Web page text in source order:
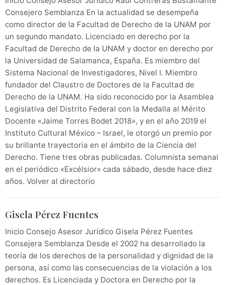
Consejero Semblanza En la actualidad se desempeña
como director de la Facultad de Derecho de la UNAM por
un segundo mandato. Licenciado en derecho por la
Facultad de Derecho de la UNAM y doctor en derecho por
la Universidad de Salamanca, España. Es miembro del
Sistema Nacional de Investigadores, Nivel I. Miembro
fundador del Claustro de Doctores de la Facultad de
Derecho de la UNAM. Ha sido reconocido por la Asamblea
Legislativa del Distrito Federal con la Medalla al Mérito
Docente «Jaime Torres Bodet 2018», y en el año 2019 el
Instituto Cultural México – Israel, le otorgó un premio por
su brillante trayectoria en el ámbito de la Ciencia del
Derecho. Tiene tres obras publicadas. Columnista semanal
en el periódico «Excélsior» cada sábado, desde hace diez
años. Volver al directorio
Gisela Pérez Fuentes
Inicio Consejo Asesor Jurídico Gisela Pérez Fuentes
Consejera Semblanza Desde el 2002 ha desarrollado la
teoría de los derechos de la personalidad y dignidad de la
persona, así como las consecuencias de la violación a los
derechos. Es Licenciada y Doctora en Derecho por la